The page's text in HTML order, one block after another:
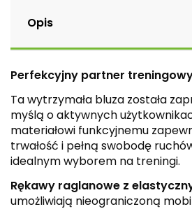
Opis
Perfekcyjny partner
Ta wytrzymała bluza została
myślą o aktywnych
materiałowi funkcyjnemu
trwałość i pełną swobodę
idealnym wyborem na treningi.
Rękawy raglanowe z
umożliwiają nieograniczoną